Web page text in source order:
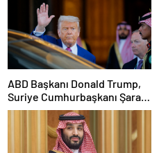
ABD Başkanı Donald Trump,
Suriye Cumhurbaşkanı Şara
ile görüşecek